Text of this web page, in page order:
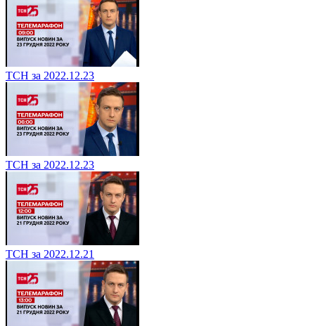
ТСН за 2022.12.23
ТСН за 2022.12.23
ТСН за 2022.12.21